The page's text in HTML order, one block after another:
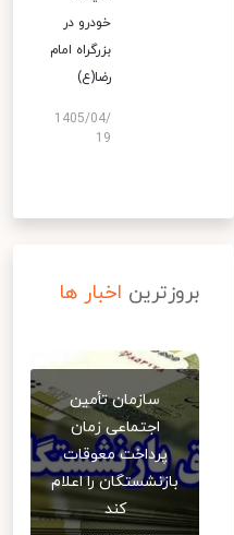
خودرو در
بزرگراه امام
رضا(ع)
1405/04/
19
بروزترین اخبار ها
سازمان تأمین
اجتماعی زمان
پرداخت معوقات
بازنشستگان را اعلام
کند